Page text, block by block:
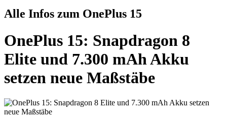
Alle Infos zum OnePlus 15
OnePlus 15: Snapdragon 8
Elite und 7.300 mAh Akku
setzen neue Maßstäbe